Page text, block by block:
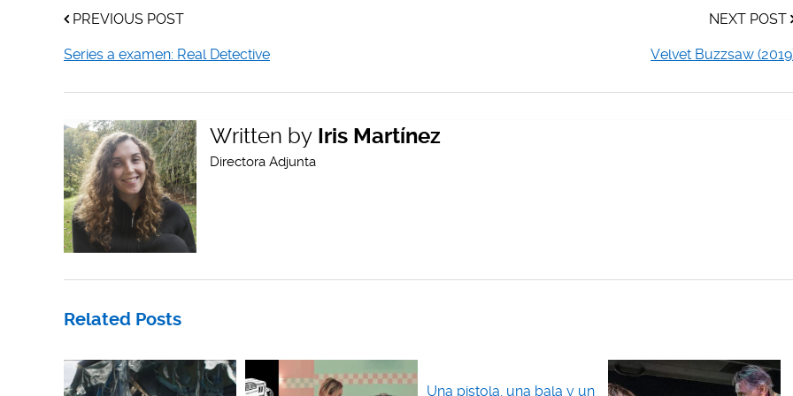
PREVIOUS POST
Series a examen: Real Detective
NEXT POST
Velvet Buzzsaw
Written by Iris Martínez
Directora Adjunta
Related Posts
Una pistola, una bala y un